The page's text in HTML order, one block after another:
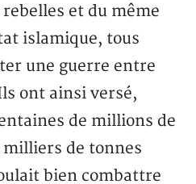
et du même
islamique, tous
une guerre entre
ont ainsi versé,
de millions de
de tonnes
bien combattre